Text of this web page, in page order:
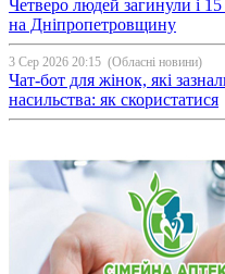
Четверо людей загинули і
на Дніпропетровщину
3 Сер 2026 20:15 (Обласні новини)
Чат-бот для жінок, які
насильства: як скористатися